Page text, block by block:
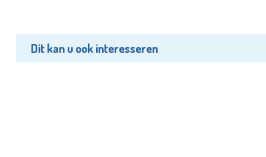
Dit kan u ook interesseren